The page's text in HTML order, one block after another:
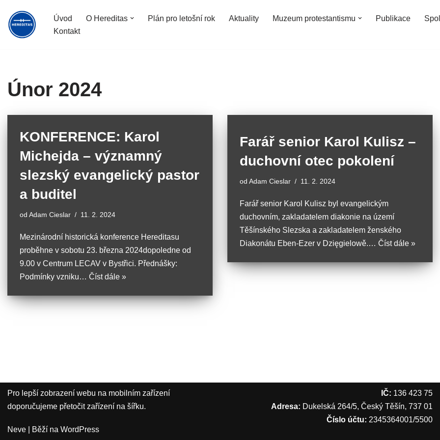
Přeskočit
Úvod O Hereditas Plán pro letošní rok Aktuality Muzeum protestantismu Publikace
Kontakt
Únor 2024
KONFERENCE: Karol
Michejda – významný
slezský evangelický pastor
a buditel
od Adam Cieslar 11. 2. 2024
Mezinárodní historická konference Hereditasu
proběhne v sobotu 23. března 2024dopoledne od
9.00 v Centrum LECAV v Bystřici. Přednášky:
Podmínky vzniku… Číst dále »
Farář senior Karol Kulisz –
duchovní otec pokolení
od Adam Cieslar 11. 2. 2024
Farář senior Karol Kulisz byl evangelickým
duchovním, zakladatelem diakonie na území
Těšínského Slezska a zakladatelem ženského
Diakonátu Eben-Ezer v Dzięgielowě.… Číst dále »
Pro lepší zobrazení webu na mobilním zařízení
doporučujeme přetočit zařízení na šířku.
Neve | Běží na WordPress
IČ: 136 423 75
Adresa: Dukelská 264/5, Český Těšín, 737 01
Číslo účtu: 2345364001/5500